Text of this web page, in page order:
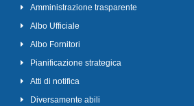
Amministrazione trasparente
Albo Ufficiale
Albo Fornitori
Pianificazione strategica
Atti di notifica
Diversamente abili